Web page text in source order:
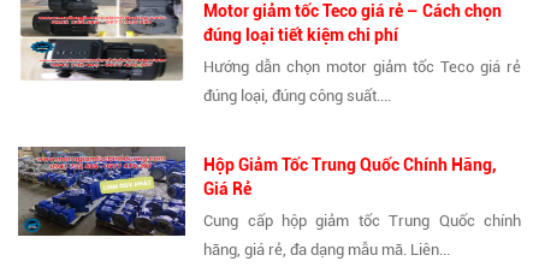
Motor giảm tốc Teco giá rẻ – Cách chọn
đúng loại tiết kiệm chi phí
Hướng dẫn chọn motor giảm tốc Teco giá rẻ
đúng loại, đúng công suất....
Hộp Giảm Tốc Trung Quốc Chính Hãng,
Giá Rẻ
Cung cấp hộp giảm tốc Trung Quốc chính
hãng, giá rẻ, đa dạng mẫu mã. Liên...